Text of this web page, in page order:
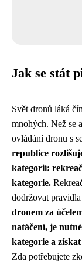
Jak se stát
Svět dronů láká
mnohých. Než se
ovládání dronu s
republice
kategorií:
kategorie.
dodržovat
dronem za
natáčení, je
kategorie a
Zda potřebujete